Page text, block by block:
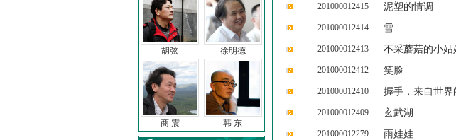
胡弦 徐明德
商 震 韩 东
201000012415 泥塑的情调
201000012414 雪
201000012413 不采蘑菇的小姑
201000012412 笑脸
201000012410 握手，来自世界
201000012409 玄武湖
201000012279 雨娃娃